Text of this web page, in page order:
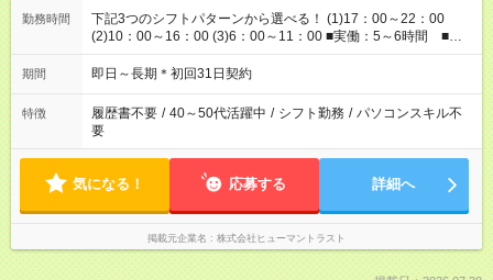
勤務時間
下記3つのシフトパターンから選べる！ (1)17：00～22：00
(2)10：00～16：00 (3)6：00～11：00 ■実働：5～6時間 ■休
憩0分
期間 即日～長期＊初回31日契約
特徴 履歴書不要 / 40～50代活躍中 / シフト勤務 / パソコンスキル不
要
気になる！ 応募する 詳細へ
掲載元企業名 株式会社ヒューマントラスト